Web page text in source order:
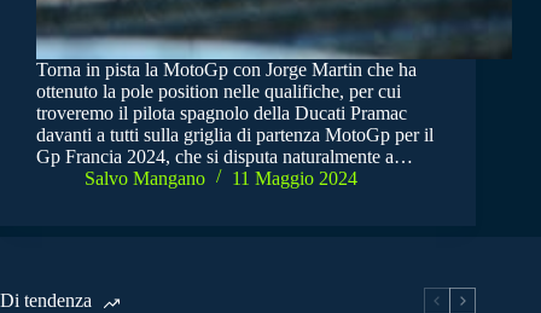
Torna in pista la MotoGp con Jorge Martin che ha
ottenuto la pole position nelle qualifiche, per cui
troveremo il pilota spagnolo della Ducati Pramac
davanti a tutti sulla griglia di partenza MotoGp per il
Gp Francia 2024, che si disputa naturalmente a…
Salvo Mangano
11 Maggio 2024
Di tendenza